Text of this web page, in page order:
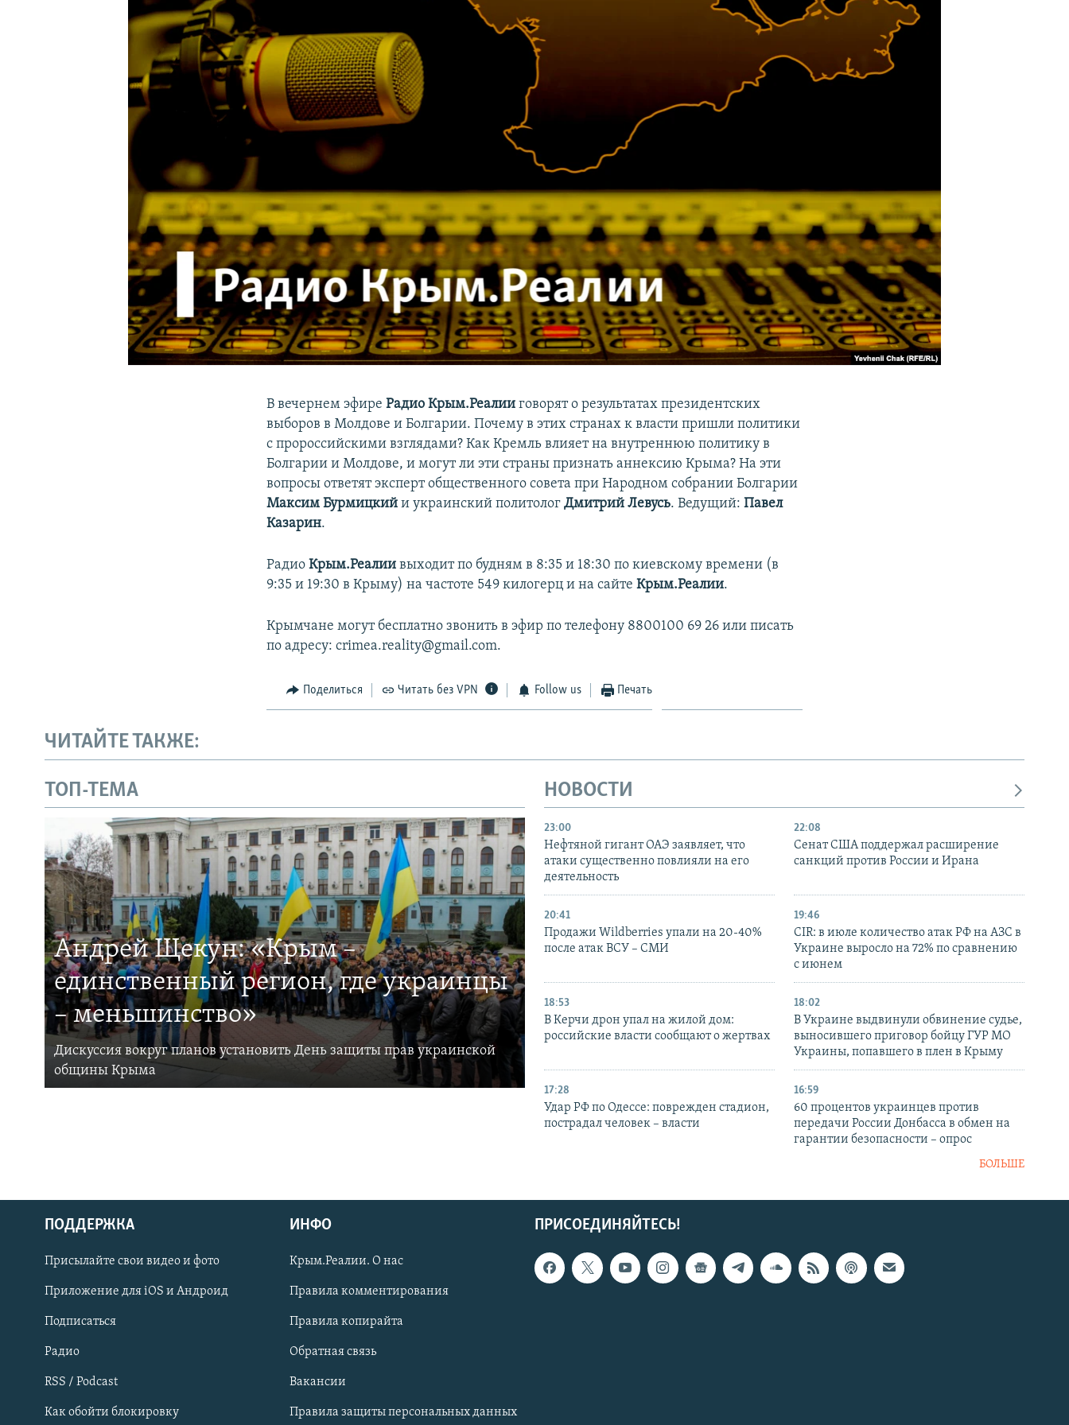
КРЫМ.НЕПОКОРЕННЫЙ
УКРАИНСКАЯ ПРОБЛЕМА КРЫМА
Українською
Qırımtatar
ПРИСОЕДИНЯЙТЕСЬ!
В вечернем эфиреРадио Крым.Реалииговорят о результатах президентских
выборов в Молдове и Болгарии. Почему в этих странах к власти пришли политики
с пророссийскими взглядами? Как Кремль влияет на внутреннюю политику в
Болгарии и Молдове, и могут ли эти страны признать аннексию Крыма? На эти
вопросы ответят эксперт общественного совета при Народном собрании Болгарии
Максим Бурмицкийи украинский политологДмитрий Левусь. Ведущий:Павел
Казарин.
РадиоКрым.Реалии выходит по будням в 8:35 и 18:30 по киевскому времени (в
9:35 и 19:30 в Крыму) на частоте 549 килогерц и на сайтеКрым.Реалии.
Крымчане могут бесплатно звонить в эфир по телефону 8800100 69 26 или писать
по адресу: crimea.reality@gmail.com.
Поделиться Читать без VPN Follow us Печать
ЧИТАЙТЕ ТАКЖЕ:
ТОП-ТЕМА
Андрей Щекун: «Крым –
единственный регион, где украинцы
– меньшинство»
Дискуссия вокруг планов установить День защиты прав украинской
общины Крыма
НОВОСТИ
23:00
Нефтяной гигант ОАЭ заявляет, что
атаки существенно повлияли на его
деятельность
22:08
Сенат США поддержал расширение
санкций против России и Ирана
20:41
Продажи Wildberries упали на 20-40%
после атак ВСУ – СМИ
19:46
CIR: в июле количество атак РФ на АЗС в
Украине выросло на 72% по сравнению
с июнем
18:53
В Керчи дрон упал на жилой дом:
российские власти сообщают о жертвах
18:02
В Украине выдвинули обвинение судье,
выносившего приговор бойцу ГУР МО
Украины, попавшего в плен в Крыму
17:28
Удар РФ по Одессе: поврежден стадион,
пострадал человек – власти
16:59
60 процентов украинцев против
передачи России Донбасса в обмен на
гарантии безопасности – опрос
БОЛЬШЕ
ПРИСОЕДИНЯЙТЕСЬ!
ПОДДЕРЖКА
Присылайте свои видео и фото
Приложение для iOS и Андроид
Подписаться
Радио
RSS / Podcast
Как обойти блокировку
ИНФО
Крым.Реалии. О нас
Правила комментирования
Правила копирайта
Обратная связь
Вакансии
Правила защиты персональных данных